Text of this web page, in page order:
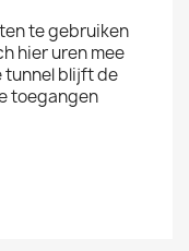
te gebruiken
hier uren mee
tunnel blijft de
toegangen